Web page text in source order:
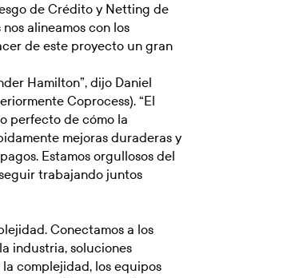
de Crédito y Netting de
alineamos con los
de este proyecto un gran
Hamilton”, dijo Daniel
Coprocess). “El
perfecto de cómo la
mejoras duraderas y
Estamos orgullosos del
trabajando juntos
Conectamos a los
industria, soluciones
complejidad, los equipos